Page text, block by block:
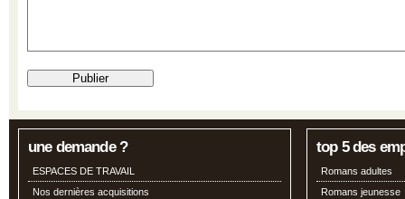
une demande ?
ESPACES DE TRAVAIL
Nos dernières acquisitions
top 5 des
Romans adultes
Romans jeunesse